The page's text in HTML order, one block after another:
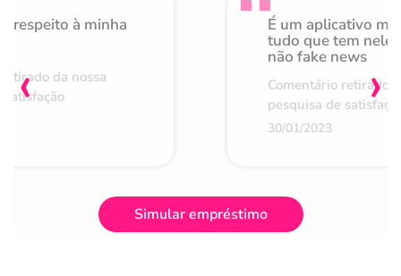
respeito à minha
da nossa
É um aplicativo
tudo que tem nele
não fake news
Comentário retirado
pesquisa de
30/01/2023
‹ ›
Simular empréstimo